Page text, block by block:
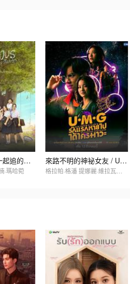
那些年，我們一起追的女孩 / My Precious รักแรก โคตรลืมยาก
·瑪哈菀
來路不明的神祕女友 / UMG รักแรกหายไปได้ใครมาวะ？
格拉帕·格潘 提娜麗·維拉瓦諾丹